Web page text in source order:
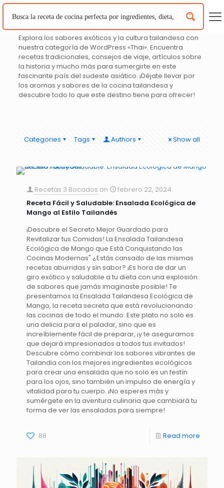
Explora los sabores exóticos y la cultura tailandesa con
nuestra categoría de WordPress «Thai». Encuentra
recetas tradicionales, consejos de viaje, artículos sobre
la historia y mucho más para sumergirte en este
fascinante país del sudeste asiático. ¡Déjate llevar por
los aromas y sabores de la cocina tailandesa y
descubre todo lo que este destino tiene para ofrecer!
Categories Tags Authors Show all
Recetas 3 Bocados on
febrero 22, 2024
Receta Fácil y Saludable: Ensalada Ecológica de
Mango al Estilo Tailandés
¡Descubre el Secreto Mejor Guardado para
Revitalizar tus Comidas! La Ensalada Tailandesa
Ecológica de Mango que Está Conquistando las
Cocinas Modernas" ¿Estás cansado de las mismas
recetas aburridas y sin sabor? ¡Es hora de dar un
giro exótico y saludable a tu dieta con una explosión
de sabores que jamás imaginaste posible! Te
presentamos la Ensalada Tailandesa Ecológica de
Mango, la receta secreta que está revolucionando
las cocinas de todo el mundo. Este plato no solo es
una delicia para el paladar, sino que es
increíblemente fácil de preparar, ¡y te aseguramos
que dejará impresionados a todos tus invitados!
Descubre cómo combinar los sabores vibrantes de
Tailandia con los mejores ingredientes ecológicos
para crear una ensalada que no solo es un festín
para los ojos, sino también un impulso de energía y
vitalidad para tu cuerpo. ¡No esperes más y
sumérgete en la aventura culinaria que cambiará tu
forma de ver las ensaladas para siempre!
88 Read more